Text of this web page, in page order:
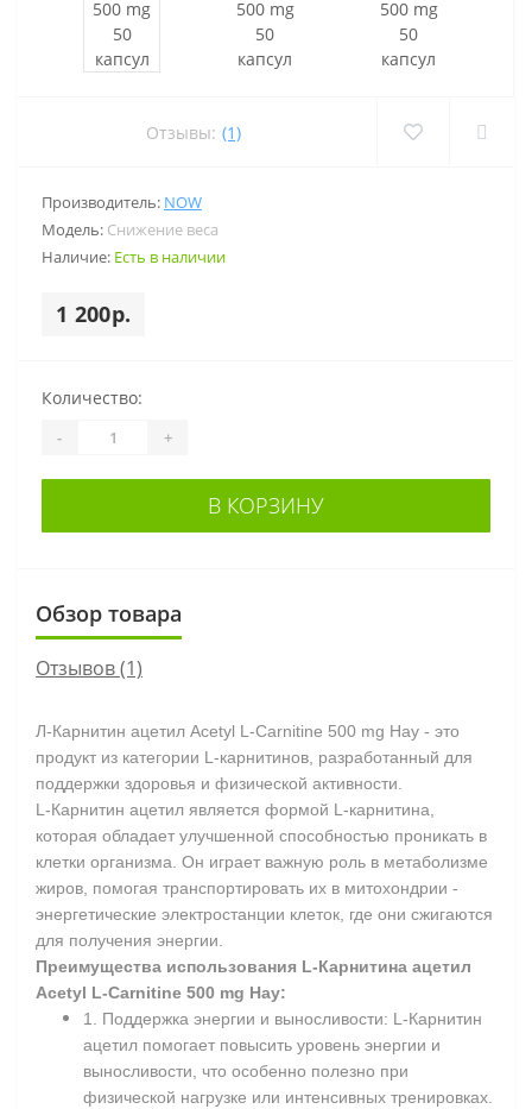
Отзывы: (1)
Производитель: NOW
Модель: Снижение веса
Наличие: Есть в наличии
1 200р.
Количество:
- +
В КОРЗИНУ
Обзор товара
Отзывов (1)
Л-Карнитин ацетил Acetyl L-Carnitine 500 mg Нау - это
продукт из категории L-карнитинов, разработанный для
поддержки здоровья и физической активности.
L-Карнитин ацетил является формой L-карнитина,
которая обладает улучшенной способностью проникать в
клетки организма. Он играет важную роль в метаболизме
жиров, помогая транспортировать их в митохондрии -
энергетические электростанции клеток, где они сжигаются
для получения энергии.
Преимущества использования L-Карнитина ацетил
Acetyl L-Carnitine 500 mg Нау:
1. Поддержка энергии и выносливости: L-Карнитин
ацетил помогает повысить уровень энергии и
выносливости, что особенно полезно при
физической нагрузке или интенсивных тренировках.